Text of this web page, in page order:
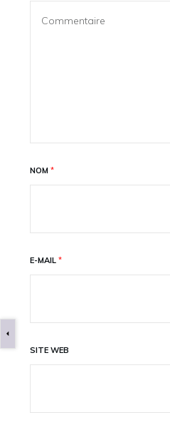
NOM*
E-MAIL*
SITE WEB